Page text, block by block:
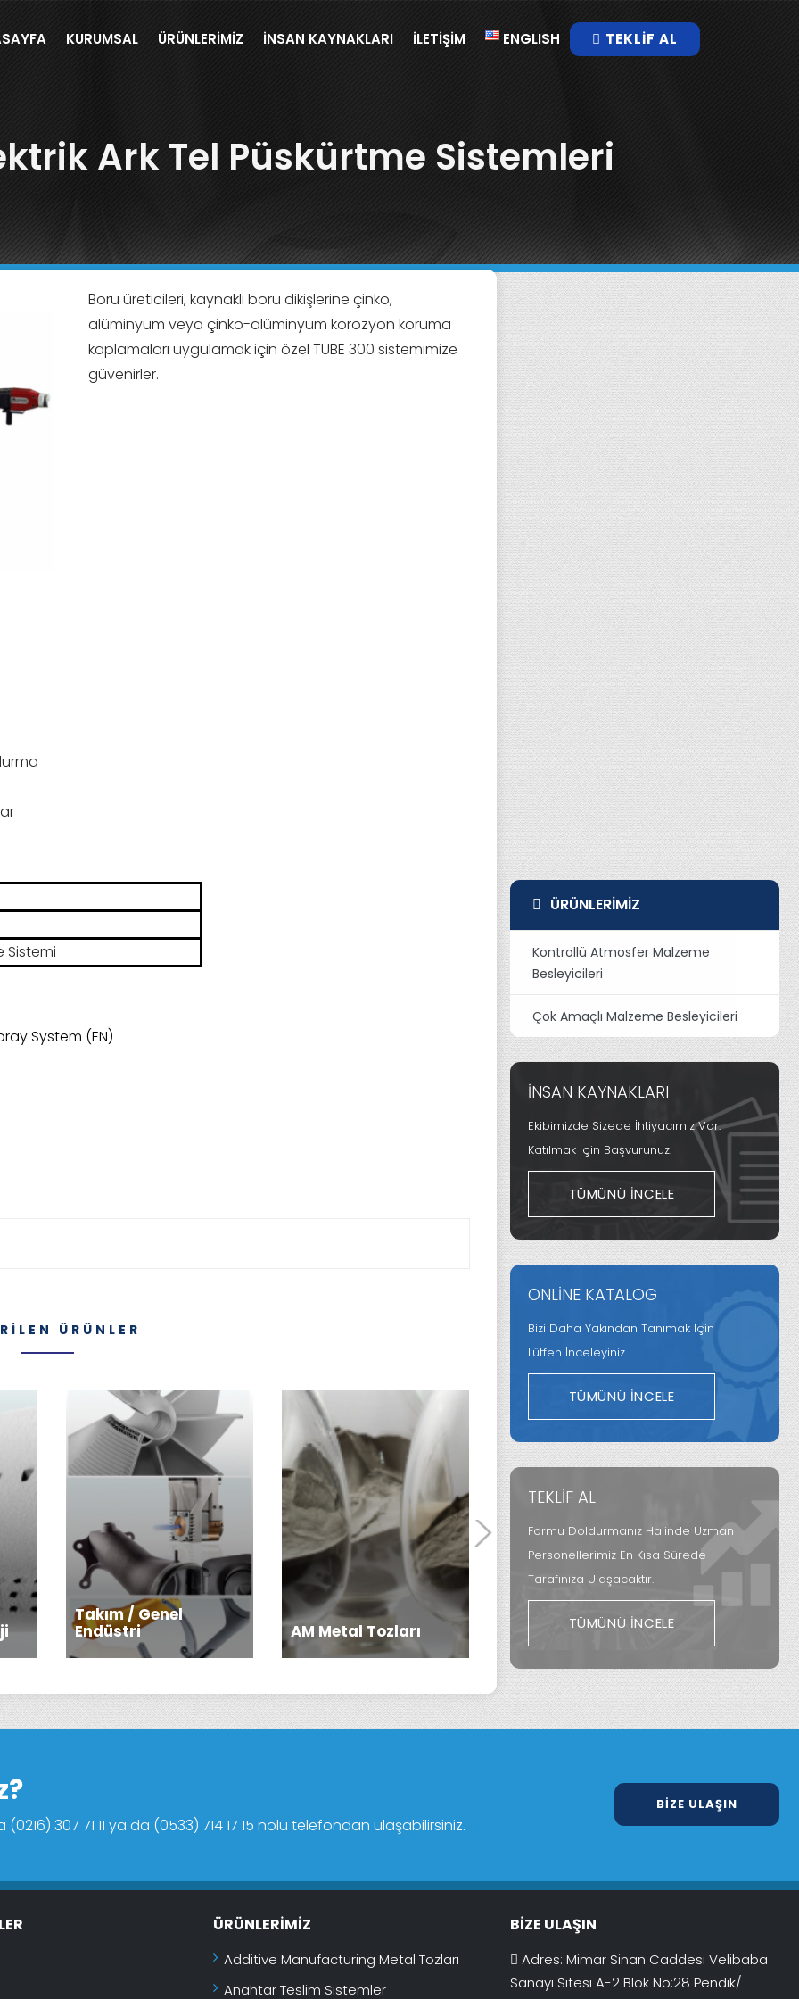
KURUMSAL ÜRÜNLERIMIZ İNSAN KAYNAKLARI İLETIŞIM ENGLISH TEKLIF AL
Ark Tel Püskürtme Sistemleri
Boru üreticileri, kaynaklı boru dikişlerine çinko,
alüminyum veya çinko-alüminyum korozyon koruma
kaplamaları uygulamak için özel TUBE 300 sistemimize
güvenirler.
Sistemi
System (EN)
ÜRÜNLER
Takım / Genel
Endüstri AM Metal Tozları Otomotiv Havacılık
ÜRÜNLERIMIZ
Kontrollü Atmosfer Malzeme
Besleyicileri
Çok Amaçlı Malzeme Besleyicileri
İNSAN KAYNAKLARI
Ekibimizde Sizede İhtiyacımız Var.
Katılmak İçin Başvurunuz.
TÜMÜNÜ İNCELE
ONLİNE KATALOG
Bizi Daha Yakından Tanımak İçin
Lütfen İnceleyiniz.
TÜMÜNÜ İNCELE
TEKLİF AL
Formu Doldurmanız Halinde Uzman
Personellerimiz En Kısa Sürede
Tarafınıza Ulaşacaktır.
TÜMÜNÜ İNCELE
307 71 11 ya da (0533) 714 17 15 nolu telefondan ulaşabilirsiniz.
BIZE ULAŞIN
ÜRÜNLERIMIZ
Additive Manufacturing Metal Tozları
Anahtar Teslim Sistemler
BIZE ULAŞIN
Adres: Mimar Sinan Caddesi Velibaba
Sanayi Sitesi A-2 Blok No:28 Pendik/